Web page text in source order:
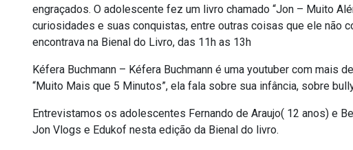
engraçados. O adolescente fez um livro chamado “Jon – Muito
curiosidades e suas conquistas, entre outras coisas que ele não
encontrava na Bienal do Livro, das 11h as 13h
Kéfera Buchmann – Kéfera Buchmann é uma youtuber com mais
“Muito Mais que 5 Minutos”, ela fala sobre sua infância, sobre
Entrevistamos os adolescentes Fernando de Araujo( 12 anos) e
Jon Vlogs e Edukof nesta edição da Bienal do livro.